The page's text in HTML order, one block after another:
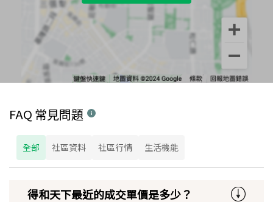
FAQ 常見問題
全部 社區資料 社區行情 生活機能
得和天下最近的成交單價是多少？